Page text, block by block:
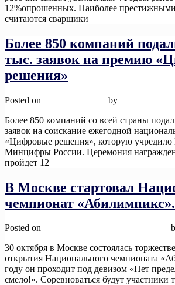
12%опрошенных. Наиболее
считаются сварщики
Более 850 компаний
тыс. заявок на премию
решения»
Posted on by
Более 850 компаний со всей страны
заявок на соискание ежегодной
«Цифровые решения», которую учредило
Минцифры России. Церемония
пройдет 12
В Москве стартовал
чемпионат «Абилимпикс».
Posted on
30 октября в Москве состоялась
открытия Национального чемпионата
году он проходит под девизом «Нет
смело!». Соревноваться будут участники